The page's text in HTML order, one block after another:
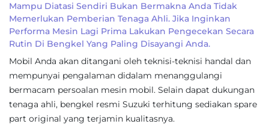
Mampu Diatasi Sendiri Bukan Bermakna Anda Tidak
Memerlukan Pemberian Tenaga Ahli. Jika Inginkan
Performa Mesin Lagi Prima Lakukan Pengecekan Secara
Rutin Di Bengkel Yang Paling Disayangi Anda.
Mobil Anda akan ditangani oleh teknisi-teknisi handal dan
mempunyai pengalaman didalam menanggulangi
bermacam persoalan mesin mobil. Selain dapat dukungan
tenaga ahli, bengkel resmi Suzuki terhitung sediakan spare
part original yang terjamin kualitasnya.